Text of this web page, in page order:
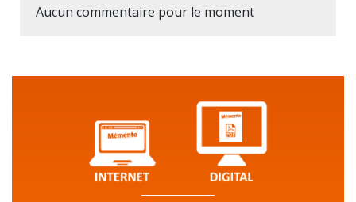
Aucun commentaire pour le moment